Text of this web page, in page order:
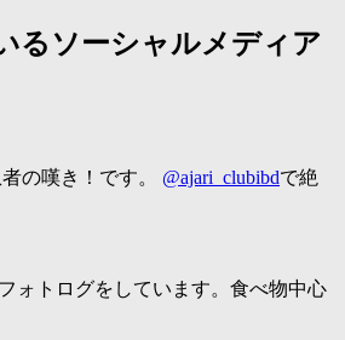
るソーシャルメディア
の嘆き！です。 @ajari_clubibdで絶
ォトログをしています。食べ物中心